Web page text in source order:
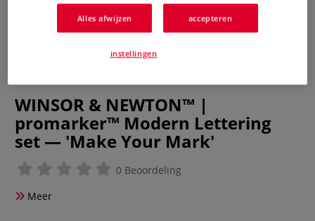
WINSOR & NEWTON™ |
promarker™ Modern Lettering
set — 'Make Your Mark'
0 Beoordeling
Meer
Alles afwijzen accepteren
instellingen